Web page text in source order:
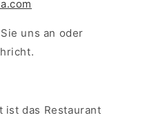
uns an oder
ist das Restaurant